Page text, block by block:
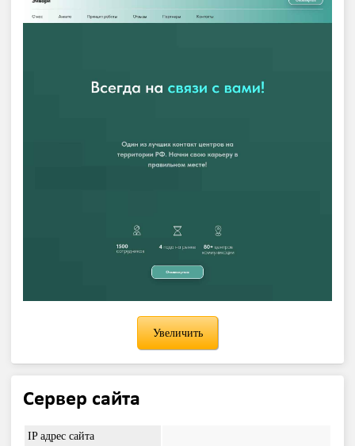
Увеличить
Сервер сайта
IP адрес сайта